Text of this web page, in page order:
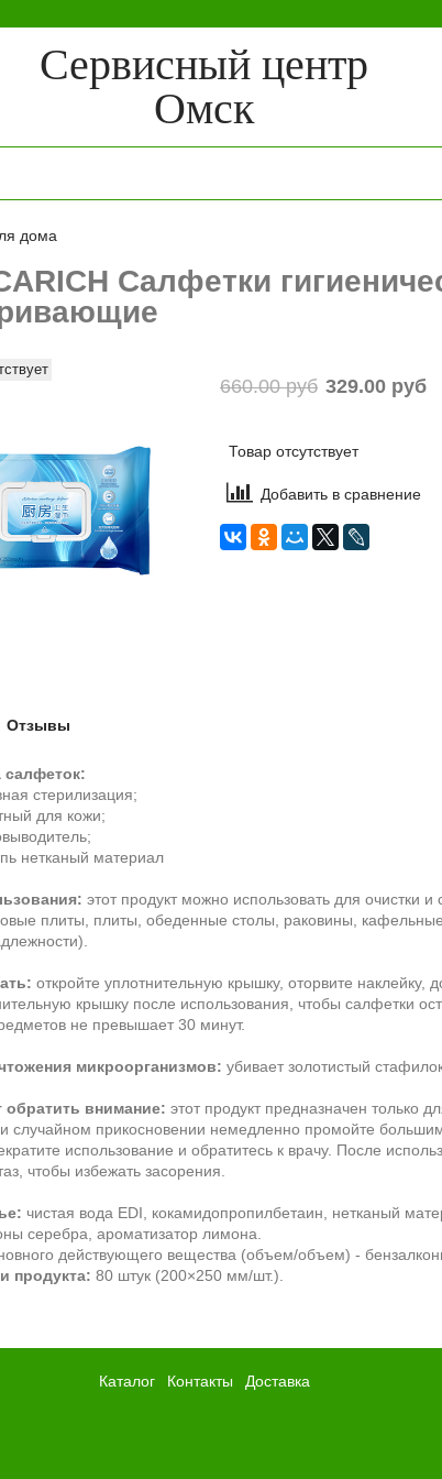
Сервисный центр
Омск
дома
Салфетки
660.00 руб 329.00 руб
Товар отсутствует
Добавить в сравнение
стерилизация;
для кожи;
нетканый материал
этот продукт можно использовать для очистки
плиты, плиты, обеденные столы, раковины,
откройте уплотнительную крышку, оторвите
крышку после использования, чтобы салфетки
не превышает 30 минут.
микроорганизмов: убивает золотистый
обратить внимание: этот продукт предназначен только
случайном прикосновении немедленно промойте
использование и обратитесь к врачу. После
чтобы избежать засорения.
чистая вода EDI, кокамидопропилбетаин, нетканый
серебра, ароматизатор лимона.
действующего вещества (объем/объем) -
продукта: 80 штук (200×250 мм/шт.).
Отзывы
Каталог Контакты Доставка